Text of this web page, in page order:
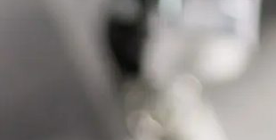
LVR. Das Land NRW sieht
keine Beförderungspflicht
die auf dem Schulweg
erstattet werden.